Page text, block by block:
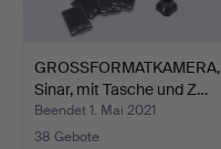
GROSSFORMATKAMERA,
Sinar, mit Tasche und Z…
Beendet 1. Mai 2021
38 Gebote